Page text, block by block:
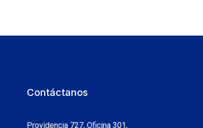
Contáctanos
Providencia 727, Oficina 301,